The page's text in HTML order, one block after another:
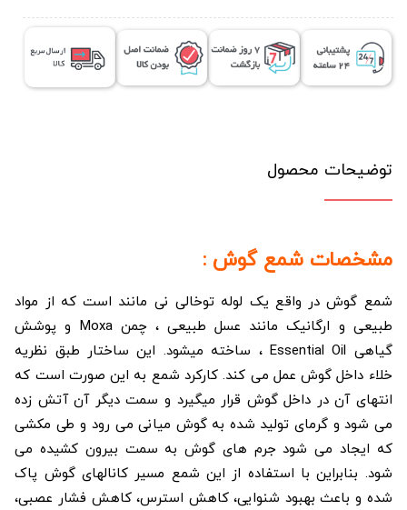
توضیحات محصول
مشخصات شمع گوش :
شمع گوش در واقع یک لوله توخالی نی مانند است که از مواد
طبیعی و ارگانیک مانند عسل طبیعی ، چمن Moxa و پوشش
گیاهی Essential Oil ، ساخته میشود. این ساختار طبق نظریه
خلاء داخل گوش عمل می کند. کارکرد شمع به این صورت است که
انتهای آن در داخل گوش قرار میگیرد و سمت دیگر آن آتش زده
می شود و گرمای تولید شده به گوش میانی می رود و طی مکشی
که ایجاد می شود جرم های گوش به سمت بیرون کشیده می
شود. بنابراین با استفاده از این شمع مسیر کانالهای گوش پاک
شده و باعث بهبود شنوایی، کاهش استرس، کاهش فشار عصبی،